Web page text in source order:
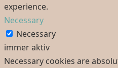
experience.
Necessary
Necessary
immer aktiv
Necessary cookies are